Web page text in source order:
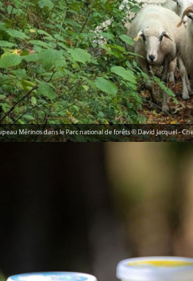
Mérinos dans le Parc national de forêts © David Jacquel -